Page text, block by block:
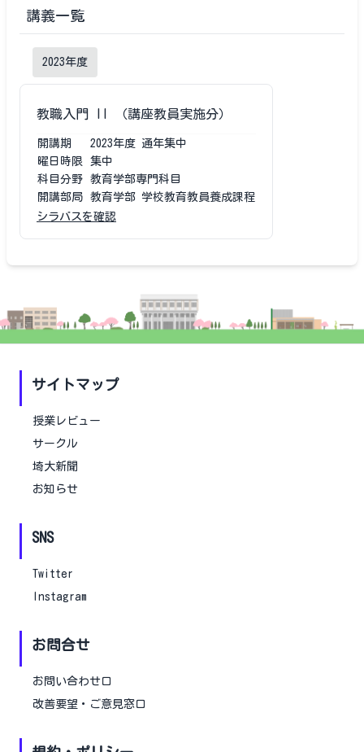
講義一覧
2023年度
教職入門 II （講座教員実施分）
開講期 2023年度 通年集中
曜日時限
集中
科目分野
教育学部専門科目
開講部局
教育学部 学校教育教員養成課程
シラバスを確認
サイトマップ
授業レビュー
サークル
埼大新聞
お知らせ
SNS
Twitter
Instagram
お問合せ
お問い合わせ口
改善要望・ご意見窓口